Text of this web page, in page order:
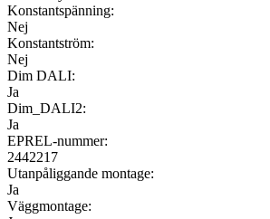
Konstantspänning:
Nej
Konstantström:
Nej
Dim DALI:
Ja
Dim_DALI2:
Ja
EPREL-nummer:
2442217
Utanpåliggande montage:
Ja
Väggmontage: